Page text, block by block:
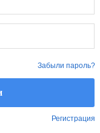
Регистрация
Забыли пароль?